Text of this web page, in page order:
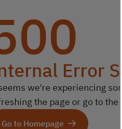
Error
we're experiencing
the page or go to the
Go to Homepage